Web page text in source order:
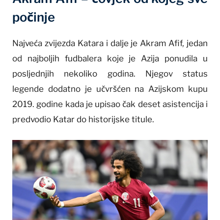
počinje
Najveća zvijezda Katara i dalje je Akram Afif, jedan
od najboljih fudbalera koje je Azija ponudila u
posljednjih nekoliko godina. Njegov status
legende dodatno je učvršćen na Azijskom kupu
2019. godine kada je upisao čak deset asistencija i
predvodio Katar do historijske titule.